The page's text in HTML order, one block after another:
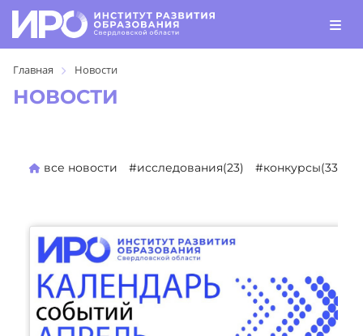
Главная Новости
НОВОСТИ
все новости #исследования(23) #конкурсы(330)